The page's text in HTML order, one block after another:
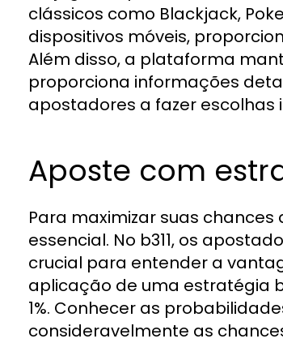
clássicos como Blackjack,
dispositivos móveis,
Além disso, a plataforma
proporciona informações
apostadores a fazer escolhas
Aposte com
Para maximizar suas
essencial. No b311, os
crucial para entender a
aplicação de uma estratégia
1%. Conhecer as
consideravelmente as